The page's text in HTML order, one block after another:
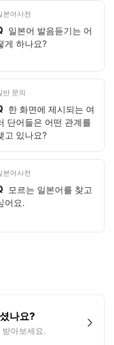
본어사전
일본어 발음듣기는 어
게 하나요?
반 문의
한 화면에 제시되는 여
단어들은 어떤 관계를
고 있나요?
본어사전
모르는 일본어를 찾고
어요.
나요?
아보세요.